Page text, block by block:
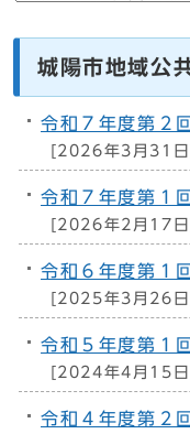
城陽市地域公
令和７年度第２
[2026年3月31日]
令和７年度第１
[2026年2月17日]
令和６年度第１
[2025年3月26日]
令和５年度第１
[2024年4月15日]
令和４年度第２